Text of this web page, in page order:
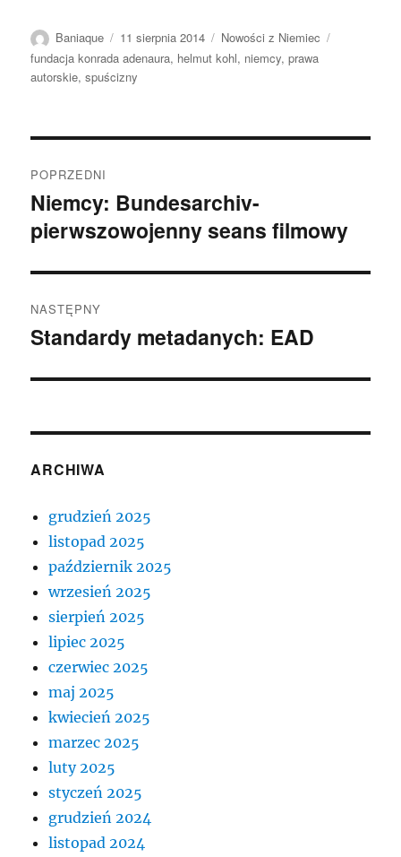
Autor
Baniaque
Data
publikacji
11 sierpnia 2014 Kategorie
Nowości z Niemiec
fundacja konrada adenaura, helmut kohl, niemcy,prawa
autorskie,spuścizny
wpisu
POPRZEDNI
Poprzedni
wpis:
Niemcy: Bundesarchiv-
pierwszowojenny seans filmowy
NASTĘPNY
Następny
Standardy metadanych: EAD
ARCHIWA
grudzień 2025
listopad 2025
październik 2025
wrzesień 2025
sierpień 2025
lipiec 2025
czerwiec 2025
maj 2025
kwiecień 2025
marzec 2025
luty 2025
styczeń 2025
grudzień 2024
listopad 2024